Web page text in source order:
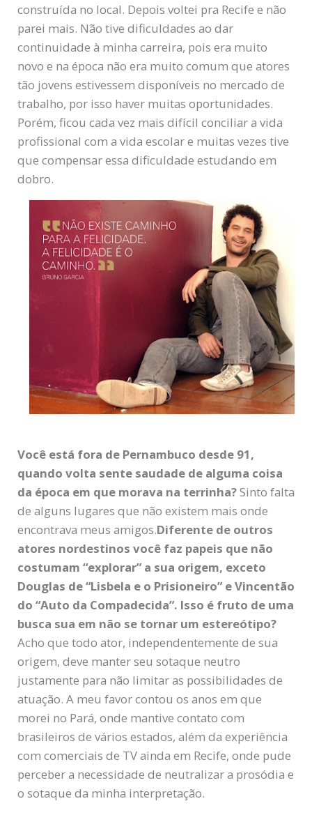
construída no local. Depois voltei pra Recife e não
parei mais. Não tive dificuldades ao dar
continuidade à minha carreira, pois era muito
novo e na época não era muito comum que atores
tão jovens estivessem disponíveis no mercado de
trabalho, por isso haver muitas oportunidades.
Porém, ficou cada vez mais difícil conciliar a vida
profissional com a vida escolar e muitas vezes tive
que compensar essa dificuldade estudando em
dobro.
Você está fora de Pernambuco desde 91,
quando volta sente saudade de alguma coisa
da época em que morava na terrinha?Sinto falta
de alguns lugares que não existem mais onde
encontrava meus amigos.Diferente de outros
atores nordestinos você faz papeis que não
costumam “explorar” a sua origem, exceto
Douglas de “Lisbela e o Prisioneiro” e Vincentão
do “Auto da Compadecida”. Isso é fruto de uma
busca sua em não se tornar um estereótipo?
Acho que todo ator, independentemente de sua
origem, deve manter seu sotaque neutro
justamente para não limitar as possibilidades de
atuação. A meu favor contou os anos em que
morei no Pará, onde mantive contato com
brasileiros de vários estados, além da experiência
com comerciais de TV ainda em Recife, onde pude
perceber a necessidade de neutralizar a prosódia e
o sotaque da minha interpretação.